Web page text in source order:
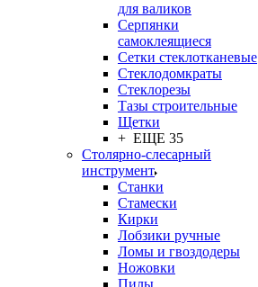
для валиков
Серпянки
самоклеящиеся
Сетки стеклотканевые
Стеклодомкраты
Стеклорезы
Тазы строительные
Щетки
+ ЕЩЕ 35
Столярно-слесарный
инструмент
Станки
Стамески
Кирки
Лобзики ручные
Ломы и гвоздодеры
Ножовки
Пилы